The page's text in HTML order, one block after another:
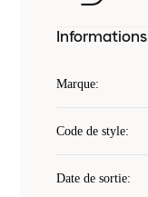
Informations
Marque:
Code de style:
Date de sortie: